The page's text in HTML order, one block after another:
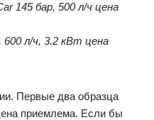
145 бар, 500 л/ч цена
л/ч, 3.2 кВт цена
Первые два образца
приемлема. Если бы